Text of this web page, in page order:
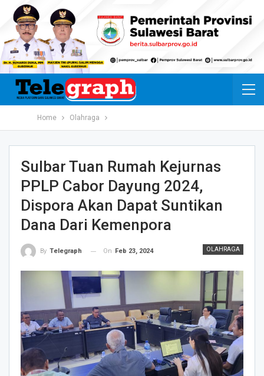
Home Olahraga
Sulbar Tuan Rumah Kejurnas
PPLP Cabor Dayung 2024,
Dispora Akan Dapat Suntikan
Dana Dari Kemenpora
OLAHRAGA
By Telegraph On Feb 23, 2024